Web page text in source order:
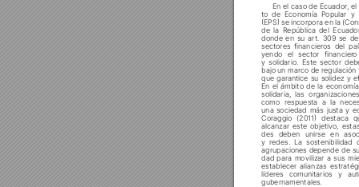
  
    

   
     
  
yendo el sector financier
   
bajo un marco de r
    
    


como respuesta a la
    

 
  
des deben unirse en
   
agrupaciones depende de
dad para movilizar a sus
establecer alianzas

 
